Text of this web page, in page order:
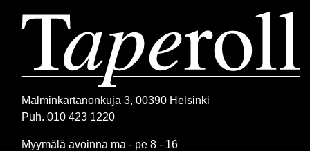
Malminkartanonkuja 3, 00390 Helsinki
Puh. 010 423 1220
Myymälä avoinna ma - pe 8 - 16